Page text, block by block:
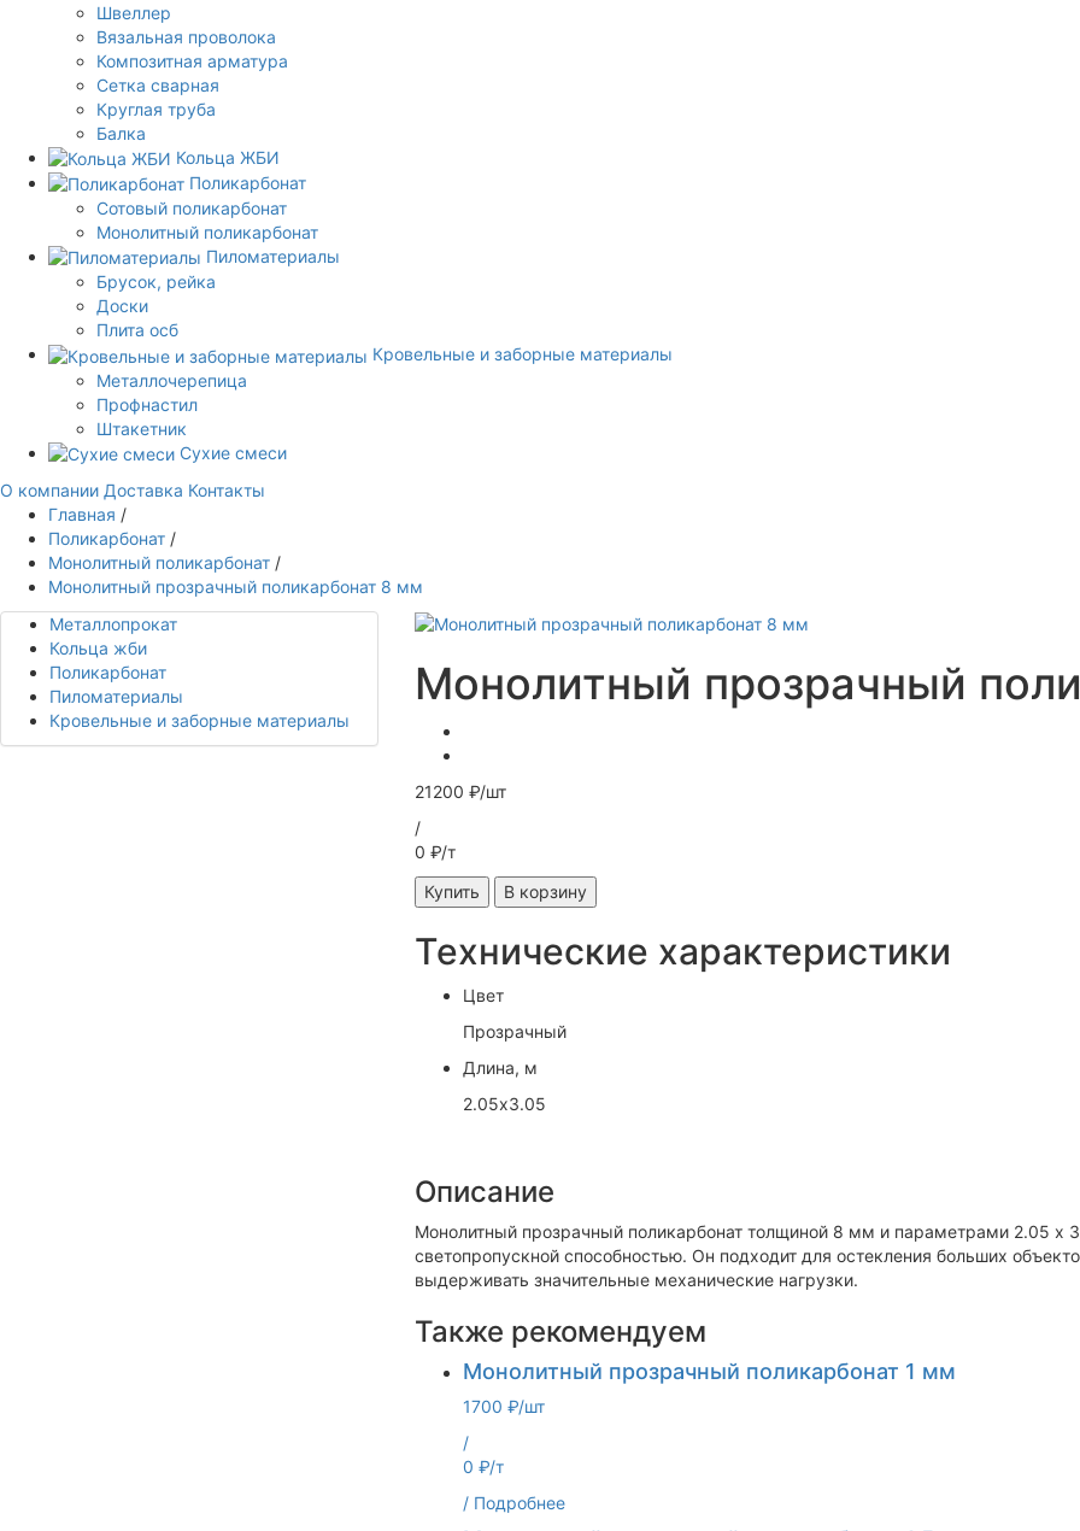
Швеллер
Вязальная проволока
Композитная арматура
Сетка сварная
Круглая труба
Балка
Кольца ЖБИ
Поликарбонат
Сотовый поликарбонат
Монолитный поликарбонат
Пиломатериалы
Брусок, рейка
Доски
Плита осб
Кровельные и заборные материалы
Металлочерепица
Профнастил
Штакетник
Сухие смеси
О компании Доставка Контакты
Главная /
Поликарбонат /
Монолитный поликарбонат /
Монолитный прозрачный поликарбонат 8 мм
Металлопрокат
Кольца жби
Поликарбонат
Пиломатериалы
Кровельные и заборные материалы
Монолитный прозрачный
21200 ₽/шт
/
0 ₽/т
Купить
В корзину
Технические характеристики
Цвет
Прозрачный
Длина, м
2.05х3.05
Описание
Монолитный прозрачный поликарбонат толщиной 8 мм и параметрами 2.05 х
светопропускной способностью. Он подходит для остекления больших
выдерживать значительные механические нагрузки.
Также рекомендуем
Монолитный прозрачный поликарбонат 1 мм
1700 ₽/шт
/
0 ₽/т
/ Подробнее